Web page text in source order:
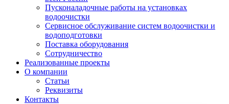
Пусконаладочные работы на установках
водоочистки
Сервисное обслуживание систем водоочистки и
водоподготовки
Поставка оборудования
Сотрудничество
Реализованные проекты
О компании
Cтатьи
Реквизиты
Контакты